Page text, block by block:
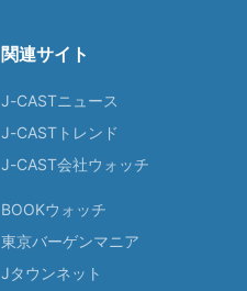
関連サイト
J-CASTニュース
J-CASTトレンド
J-CAST会社ウォッチ
BOOKウォッチ
東京バーゲンマニア
Jタウンネット